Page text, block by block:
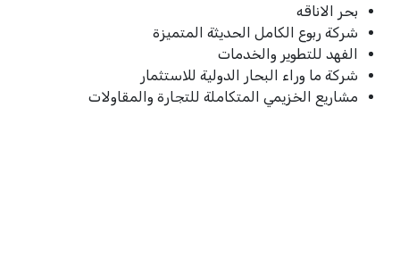
بحر الاناقه
شركة ربوع الكامل الحديثة المتميزة
الفهد للتطوير والخدمات
شركة ما وراء البحار الدولية للاستثمار
مشاريع الخزيمي المتكاملة للتجارة والمقاولات